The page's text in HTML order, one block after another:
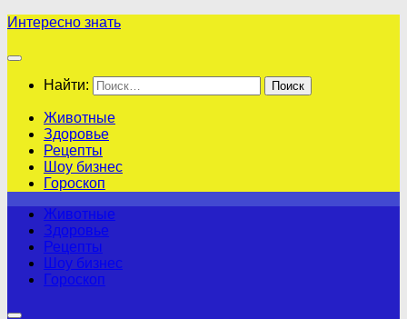
Интересно знать
Найти:
Животные
Здоровье
Рецепты
Шоу бизнес
Гороскоп
Животные
Здоровье
Рецепты
Шоу бизнес
Гороскоп